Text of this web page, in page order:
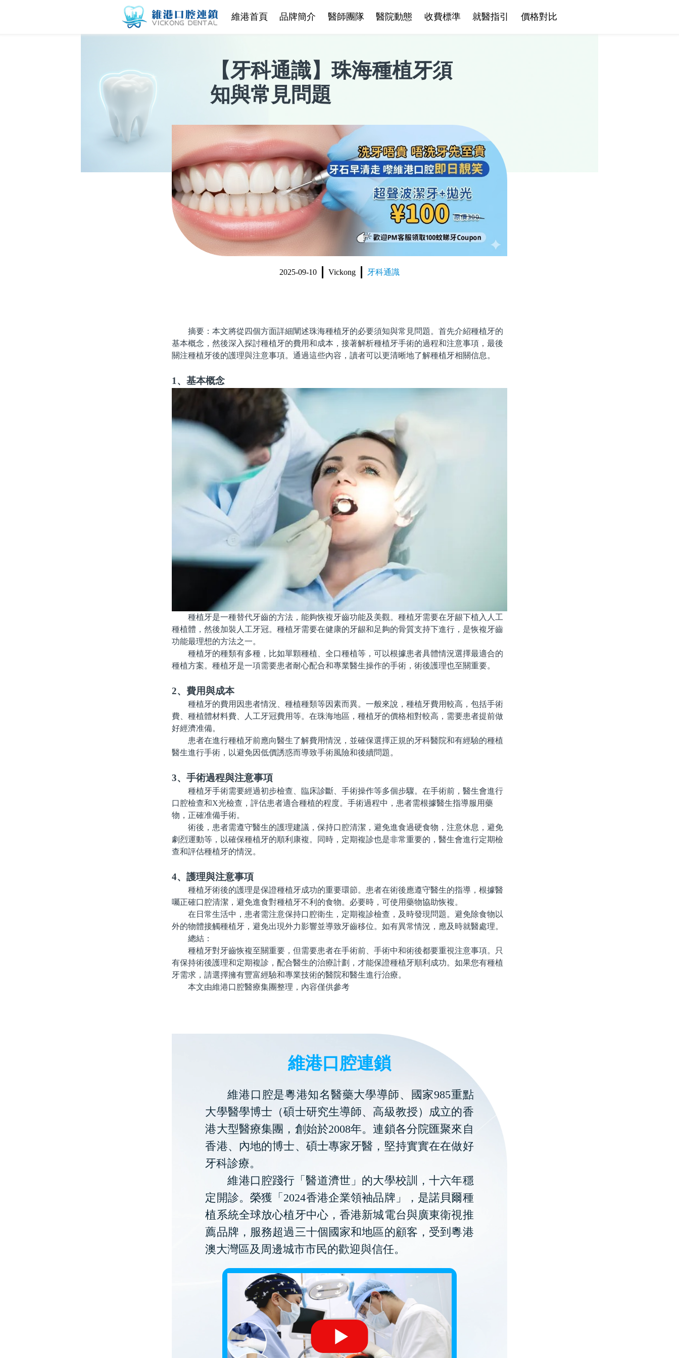
維港首頁 品牌簡介 醫師團隊 醫院動態 收費標準 就醫指引 價格對比
【牙科通識】珠海種植牙須
知與常見問題
2025-09-10 Vickong 牙科通識
摘要：本文將從四個方面詳細闡述珠海種植牙的必要須知與常見問題。首先介紹種植牙的
基本概念，然後深入探討種植牙的費用和成本，接著解析種植牙手術的過程和注意事項，最後
關注種植牙後的護理與注意事項。通過這些內容，讀者可以更清晰地了解種植牙相關信息。
1、基本概念
種植牙是一種替代牙齒的方法，能夠恢複牙齒功能及美觀。種植牙需要在牙龈下植入人工
種植體，然後加裝人工牙冠。種植牙需要在健康的牙龈和足夠的骨質支持下進行，是恢複牙齒
功能最理想的方法之一。
種植牙的種類有多種，比如單顆種植、全口種植等，可以根據患者具體情況選擇最適合的
種植方案。種植牙是一項需要患者耐心配合和專業醫生操作的手術，術後護理也至關重要。
2、費用與成本
種植牙的費用因患者情況、種植種類等因素而異。一般來說，種植牙費用較高，包括手術
費、種植體材料費、人工牙冠費用等。在珠海地區，種植牙的價格相對較高，需要患者提前做
好經濟准備。
患者在進行種植牙前應向醫生了解費用情況，並確保選擇正規的牙科醫院和有經驗的種植
醫生進行手術，以避免因低價誘惑而導致手術風險和後續問題。
3、手術過程與注意事項
種植牙手術需要經過初步檢查、臨床診斷、手術操作等多個步驟。在手術前，醫生會進行
口腔檢查和X光檢查，評估患者適合種植的程度。手術過程中，患者需根據醫生指導服用藥
物，正確准備手術。
術後，患者需遵守醫生的護理建議，保持口腔清潔，避免進食過硬食物，注意休息，避免
劇烈運動等，以確保種植牙的順利康複。同時，定期複診也是非常重要的，醫生會進行定期檢
查和評估種植牙的情況。
4、護理與注意事項
種植牙術後的護理是保證種植牙成功的重要環節。患者在術後應遵守醫生的指導，根據醫
囑正確口腔清潔，避免進食對種植牙不利的食物。必要時，可使用藥物協助恢複。
在日常生活中，患者需注意保持口腔衛生，定期複診檢查，及時發現問題。避免除食物以
外的物體接觸種植牙，避免出現外力影響並導致牙齒移位。如有異常情況，應及時就醫處理。
總結：
種植牙對牙齒恢複至關重要，但需要患者在手術前、手術中和術後都要重視注意事項。只
有保持術後護理和定期複診，配合醫生的治療計劃，才能保證種植牙順利成功。如果您有種植
牙需求，請選擇擁有豐富經驗和專業技術的醫院和醫生進行治療。
本文由維港口腔醫療集團整理，內容僅供參考
維港口腔連鎖
維港口腔是粵港知名醫藥大學導師、國家985重點
大學醫學博士（碩士研究生導師、高級教授）成立的香
港大型醫療集團，創始於2008年。連鎖各分院匯聚來自
香港、內地的博士、碩士專家牙醫，堅持實實在在做好
牙科診療。
維港口腔踐行「醫道濟世」的大學校訓，十六年穩
定開診。榮獲「2024香港企業領袖品牌」，是諾貝爾種
植系統全球放心植牙中心，香港新城電台與廣東衛視推
薦品牌，服務超過三十個國家和地區的顧客，受到粵港
澳大灣區及周邊城市市民的歡迎與信任。